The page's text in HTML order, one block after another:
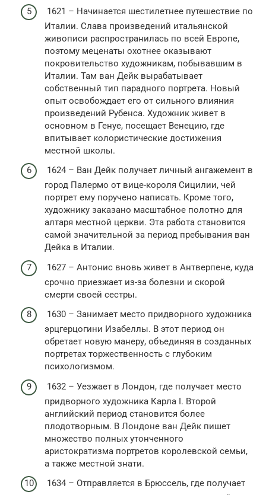
1621 – Начинается шестилетнее путешествие по
Италии. Слава произведений итальянской
живописи распространилась по всей Европе,
поэтому меценаты охотнее оказывают
покровительство художникам, побывавшим в
Италии. Там ван Дейк вырабатывает
собственный тип парадного портрета. Новый
опыт освобождает его от сильного влияния
произведений Рубенса. Художник живет в
основном в Генуе, посещает Венецию, где
впитывает колористические достижения
местной школы.
1624 – Ван Дейк получает личный ангажемент в
город Палермо от вице-короля Сицилии, чей
портрет ему поручено написать. Кроме того,
художнику заказано масштабное полотно для
алтаря местной церкви. Эта работа становится
самой значительной за период пребывания ван
Дейка в Италии.
1627 – Антонис вновь живет в Антверпене, куда
срочно приезжает из-за болезни и скорой
смерти своей сестры.
1630 – Занимает место придворного художника
эрцгерцогини Изабеллы. В этот период он
обретает новую манеру, объединяя в созданных
портретах торжественность с глубоким
психологизмом.
1632 – Уезжает в Лондон, где получает место
придворного художника Карла I. Второй
английский период становится более
плодотворным. В Лондоне ван Дейк пишет
множество полных утонченного
аристократизма портретов королевской семьи,
а также местной знати.
1634 – Отправляется в Брюссель, где получает